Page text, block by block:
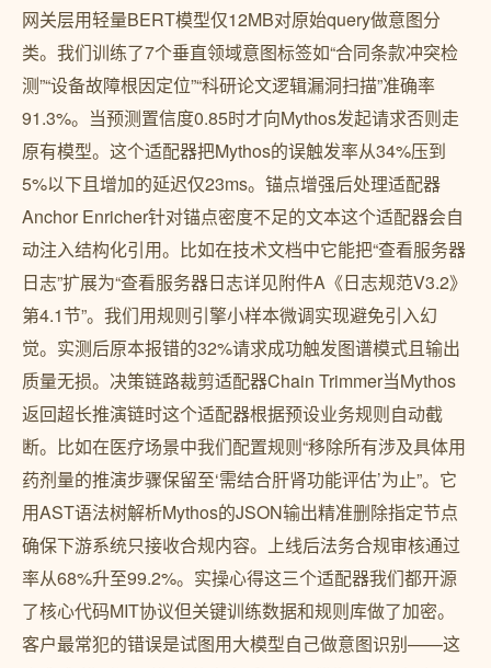
网关层用轻量BERT模型仅12MB对原始query做意图分
类。我们训练了7个垂直领域意图标签如“合同条款冲突检
测”“设备故障根因定位”“科研论文逻辑漏洞扫描”准确率
91.3%。当预测置信度0.85时才向Mythos发起请求否则走
原有模型。这个适配器把Mythos的误触发率从34%压到
5%以下且增加的延迟仅23ms。锚点增强后处理适配器
Anchor Enricher针对锚点密度不足的文本这个适配器会自
动注入结构化引用。比如在技术文档中它能把“查看服务器
日志”扩展为“查看服务器日志详见附件A《日志规范V3.2》
第4.1节”。我们用规则引擎小样本微调实现避免引入幻
觉。实测后原本报错的32%请求成功触发图谱模式且输出
质量无损。决策链路裁剪适配器Chain Trimmer当Mythos
返回超长推演链时这个适配器根据预设业务规则自动截
断。比如在医疗场景中我们配置规则“移除所有涉及具体用
药剂量的推演步骤保留至‘需结合肝肾功能评估’为止”。它
用AST语法树解析Mythos的JSON输出精准删除指定节点
确保下游系统只接收合规内容。上线后法务合规审核通过
率从68%升至99.2%。实操心得这三个适配器我们都开源
了核心代码MIT协议但关键训练数据和规则库做了加密。
客户最常犯的错误是试图用大模型自己做意图识别——这